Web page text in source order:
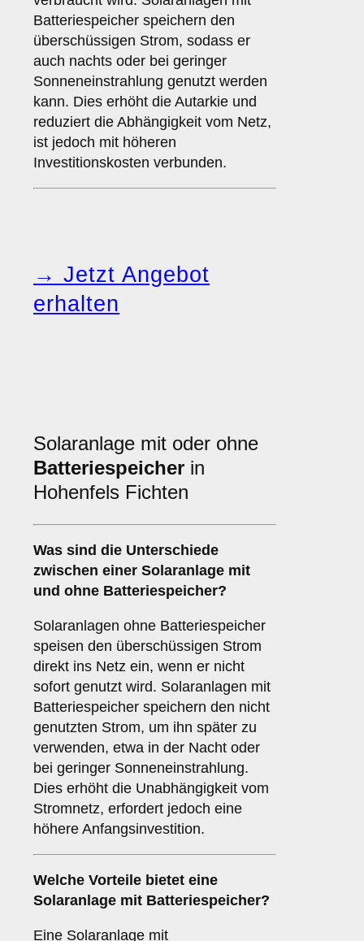
Batteriespeicher speichern den
überschüssigen Strom, sodass er
auch nachts oder bei geringer
Sonneneinstrahlung genutzt werden
kann. Dies erhöht die Autarkie und
reduziert die Abhängigkeit vom Netz,
ist jedoch mit höheren
Investitionskosten verbunden.
→ Jetzt Angebot
erhalten
Solaranlage mit oder ohne
Batteriespeicher in
Hohenfels Fichten
Was sind die Unterschiede
zwischen einer Solaranlage mit
und ohne Batteriespeicher?
Solaranlagen ohne Batteriespeicher
speisen den überschüssigen Strom
direkt ins Netz ein, wenn er nicht
sofort genutzt wird. Solaranlagen mit
Batteriespeicher speichern den nicht
genutzten Strom, um ihn später zu
verwenden, etwa in der Nacht oder
bei geringer Sonneneinstrahlung.
Dies erhöht die Unabhängigkeit vom
Stromnetz, erfordert jedoch eine
höhere Anfangsinvestition.
Welche Vorteile bietet eine
Solaranlage mit Batteriespeicher?
Eine Solaranlage mit